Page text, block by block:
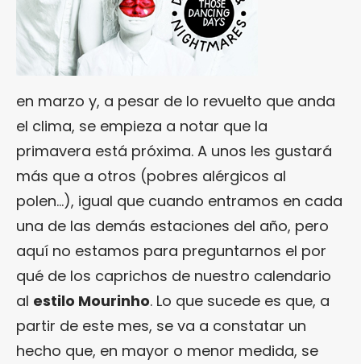
en marzo y, a pesar de lo revuelto que anda
el clima, se empieza a notar que la
primavera está próxima. A unos les gustará
más que a otros (pobres alérgicos al
polen…), igual que cuando entramos en cada
una de las demás estaciones del año, pero
aquí no estamos para preguntarnos el por
qué de los caprichos de nuestro calendario
al estilo Mourinho. Lo que sucede es que, a
partir de este mes, se va a constatar un
hecho que, en mayor o menor medida, se